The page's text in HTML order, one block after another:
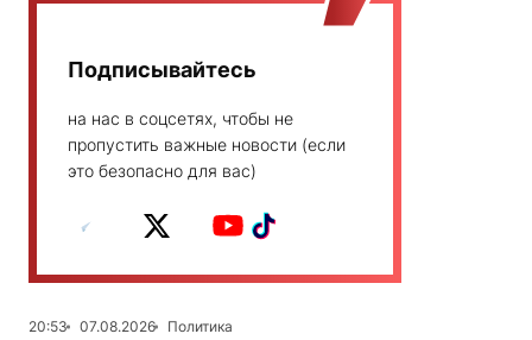
Подписывайтесь
на нас в соцсетях, чтобы не
пропустить важные новости (если
это безопасно для вас)
20:53 07.08.2026
Политика